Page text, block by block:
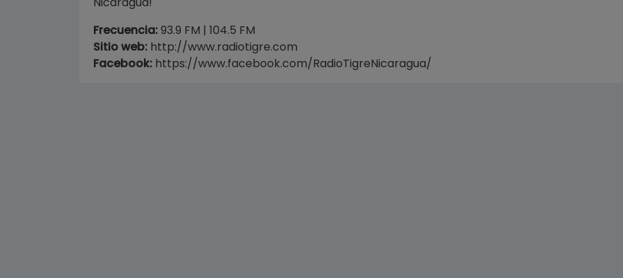
Frecuencia:93.9 FM | 104.5 FM
Sitio web: http://www.radiotigre.com
Facebook: https://www.facebook.com/RadioTigreNicaragua/